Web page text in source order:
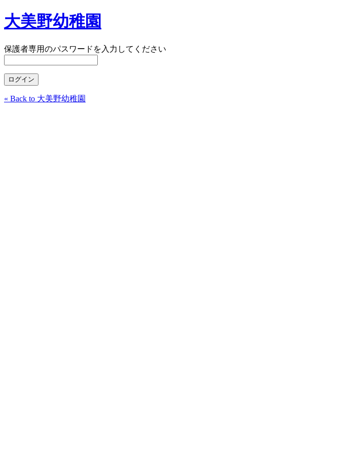
大美野幼稚園
保護者専用のパスワードを入力してください
« Back to 大美野幼稚園